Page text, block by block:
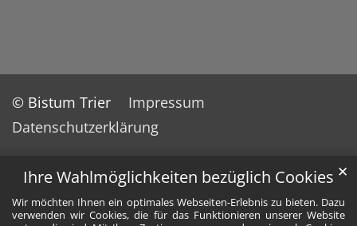
Ihre Wahlmöglichkeiten bezüglich Cookies
Wir möchten Ihnen ein optimales Webseiten-Erlebnis zu bieten. Dazu
verwenden wir Cookies, die für das Funktionieren unserer Website
✕
© Bistum Trier
Impressum
Datenschutzerklärung